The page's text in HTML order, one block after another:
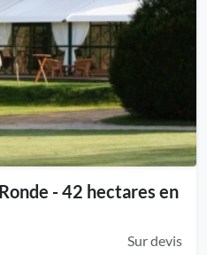
- 42 hectares en
Sur devis